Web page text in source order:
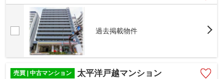
過去掲載物件
売買 | 中古マンション 太平洋戸越マンション